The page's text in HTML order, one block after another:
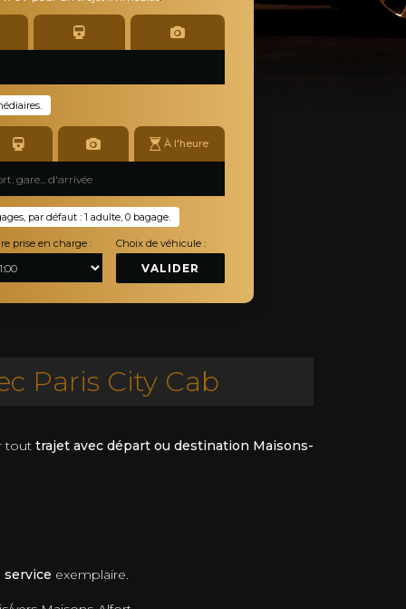
À l'heure
par défaut : 1 adulte, 0 bagage.
prise en charge : Choix de véhicule :
VALIDER
Paris City Cab
tout trajet avec départ ou destination Maisons-
service exemplaire.